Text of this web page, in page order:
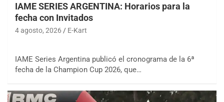
IAME SERIES ARGENTINA: Horarios para la
fecha con Invitados
4 agosto, 2026 E-Kart
IAME Series Argentina publicó el cronograma de la 6ª
fecha de la Champion Cup 2026, que…